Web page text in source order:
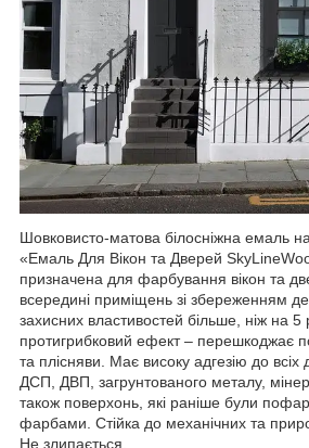
Шовковисто-матова білосніжна емаль
«Емаль Для Вікон та Дверей
призначена для фарбування вікон та
всередині приміщень зі збереженням
захисних властивостей більше, ніж на 5
протигрибковий ефект – перешкоджає
та плісняви. Має високу адгезію до
ДСП, ДВП, загрунтованого металу,
також поверхонь, які раніше були
фарбами. Стійка до механічних та
Не злипається.